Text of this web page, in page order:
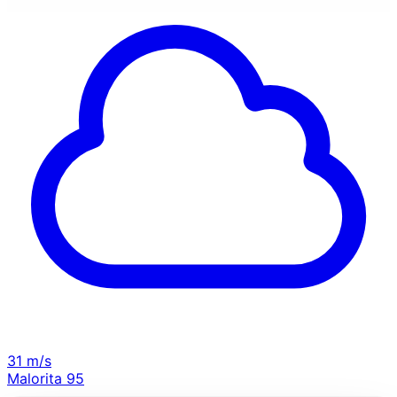
31 m/s
Malorita 95